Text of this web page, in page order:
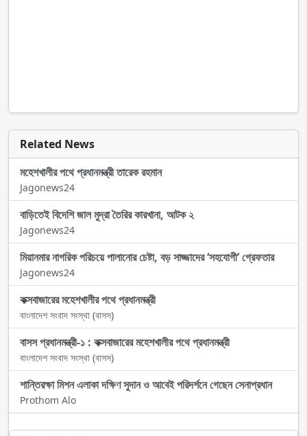
Related News
মহেশখালীর পথে প্রধানমন্ত্রী তারেক রহমান
Jagonews24
বাড়িতেই বিদেশি জাল মুদ্রা তৈরির কারখানা, আটক ২
Jagonews24
মিয়ানমার নাগরিক পরিচয়ে পালানোর চেষ্টা, বড় সাজ্জাদের ‘সহযোগী’ গ্রেফতার
Jagonews24
কক্সবাজারের মহেশখালীর পথে প্রধানমন্ত্রী
বাংলাদেশ সংবাদ সংস্থা (বাসস)
বাসস প্রধানমন্ত্রী-১ : কক্সবাজারের মহেশখালীর পথে প্রধানমন্ত্রী
বাংলাদেশ সংবাদ সংস্থা (বাসস)
শান্তিরক্ষা মিশন এলাকা দক্ষিণ সুদান ও আবেই পরিদর্শনে গেছেন সেনাপ্রধান
Prothom Alo